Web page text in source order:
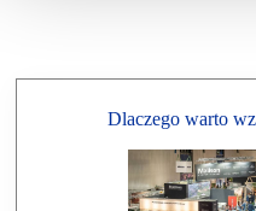
Dlaczego warto